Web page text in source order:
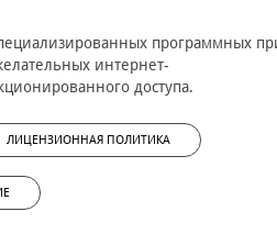
программных
интернет-
доступа.
ЛИЦЕНЗИОННАЯ ПОЛИТИКА